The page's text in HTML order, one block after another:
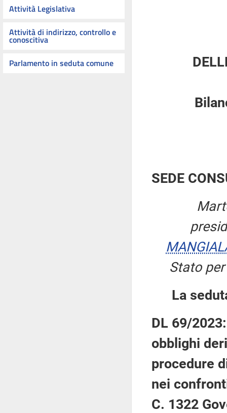
Attività Legislativa
Attività di indirizzo, controllo e
conoscitiva
Parlamento in seduta comune
SEDE
Stato
La
DL 69/
obblighi
procedure
nei
C. 1322